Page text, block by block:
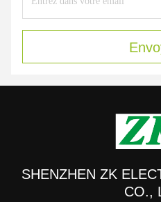
SHENZHEN ZK
CO.,